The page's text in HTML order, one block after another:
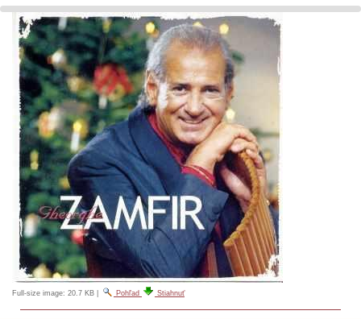
Full-size image: 20.7 KB Pohľad Stiahnuť